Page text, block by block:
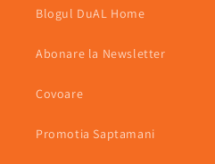
Blogul DuAL Home
Abonare la Newsletter
Covoare
Promotia Saptamani